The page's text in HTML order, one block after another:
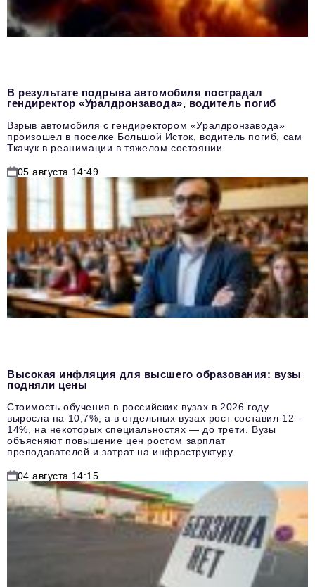
В результате подрыва автомобиля пострадал
гендиректор «Уралдронзавода», водитель погиб
Взрыв автомобиля с гендиректором «Уралдронзавода»
произошел в поселке Большой Исток, водитель погиб, сам
Ткачук в реанимации в тяжелом состоянии.
05 августа 14:49
Высокая инфляция для высшего образования: вузы
подняли цены
Стоимость обучения в российских вузах в 2026 году
выросла на 10,7%, а в отдельных вузах рост составил 12–
14%, на некоторых специальностях — до трети. Вузы
объясняют повышение цен ростом зарплат
преподавателей и затрат на инфраструктуру.
04 августа 14:15